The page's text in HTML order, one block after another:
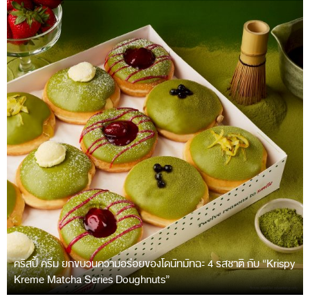
คริสปี้ ครีม ยกขบวนความอร่อยของโดนัทมัทฉะ 4 รสชาติ กับ “Krispy
Kreme Matcha Series Doughnuts”